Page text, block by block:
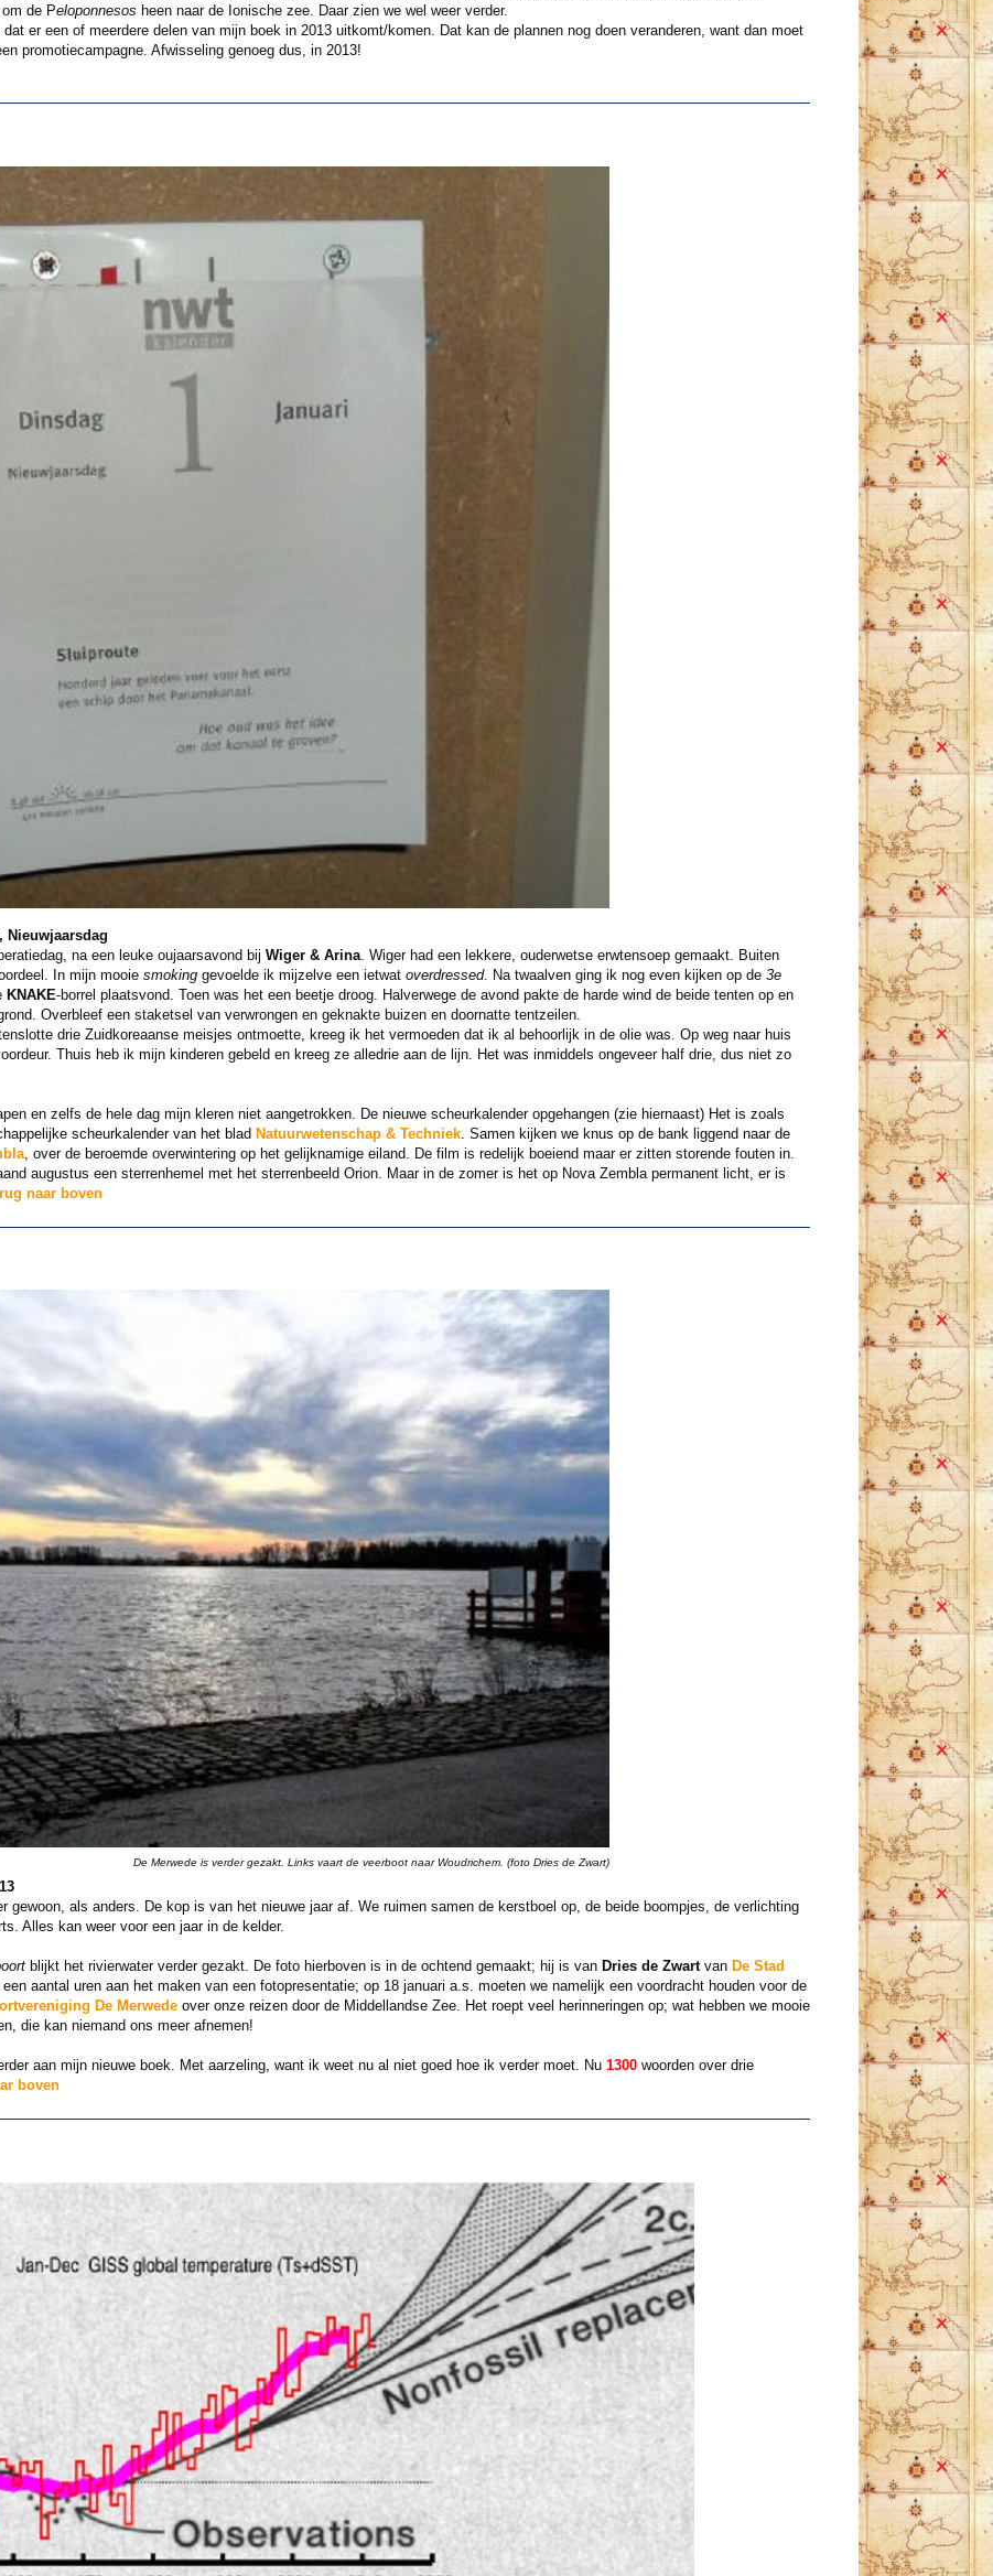
de Peloponnesos heen naar de Ionische zee. Daar zien we wel weer verder.
er een of meerdere delen van mijn boek in 2013 uitkomt/komen. Dat kan de plannen nog doen veranderen, want dan moet
promotiecampagne. Afwisseling genoeg dus, in 2013!
Nieuwjaarsdag
na een leuke oujaarsavond bij Wiger & Arina. Wiger had een lekkere, ouderwetse erwtensoep gemaakt. Buiten
In mijn mooie smokinggevoelde ik mijzelve een ietwat overdressed. Na twaalven ging ik nog even kijken op de 3e
KNAKE-borrel plaatsvond. Toen was het een beetje droog. Halverwege de avond pakte de harde wind de beide tenten op en
Overbleef een staketsel van verwrongen en geknakte buizen en doornatte tentzeilen.
drie Zuidkoreaanse meisjes ontmoette, kreeg ik het vermoeden dat ik al behoorlijk in de olie was. Op weg naar huis
Thuis heb ik mijn kinderen gebeld en kreeg ze alledrie aan de lijn. Het was inmiddels ongeveer half drie, dus niet zo
en zelfs de hele dag mijn kleren niet aangetrokken. De nieuwe scheurkalender opgehangen (zie hiernaast) Het is zoals
scheurkalender van het blad Natuurwetenschap & Techniek. Samen kijken we knus op de bank liggend naar de
, over de beroemde overwintering op het gelijknamige eiland. De film is redelijk boeiend maar er zitten storende fouten in.
augustus een sterrenhemel met het sterrenbeeld Orion. Maar in de zomer is het op Nova Zembla permanent licht, er is
naar boven
De Merwede is verder gezakt. Links vaart de veerboot naar Woudrichem. (foto Dries de Zwart)
gewoon, als anders. De kop is van het nieuwe jaar af. We ruimen samen de kerstboel op, de beide boompjes, de verlichting
Alles kan weer voor een jaar in de kelder.
blijkt het rivierwater verder gezakt. De foto hierboven is in de ochtend gemaakt; hij is van Dries de Zwartvan De Stad
aantal uren aan het maken van een fotopresentatie; op 18 januari a.s. moeten we namelijk een voordracht houden voor de
De Merwedeover onze reizen door de Middellandse Zee. Het roept veel herinneringen op; wat hebben we mooie
die kan niemand ons meer afnemen!
aan mijn nieuwe boek. Met aarzeling, want ik weet nu al niet goed hoe ik verder moet. Nu 1300woorden over drie
boven